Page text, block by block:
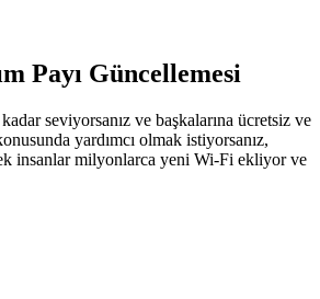
Payı Güncellemesi
seviyorsanız ve başkalarına ücretsiz ve
yardımcı olmak istiyorsanız,
insanlar milyonlarca yeni Wi-Fi ekliyor ve